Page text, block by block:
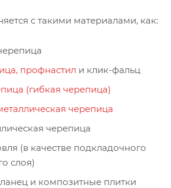
с такими материалами, как:
профнастил и клик-фальц
(гибкая черепица)
черепица
черепица
(в качестве подкладочного
слоя)
и композитные плитки